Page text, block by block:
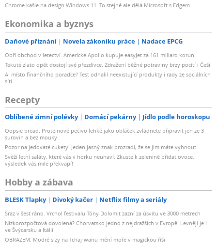
Chrome kašle na design Windows 11. To stejné ale dělá Microsoft s Edgem
Ekonomika a byznys
Daňové přiznání Novela zákoníku práce Nadace EPCG
Obří obchod v letectví. Americké Apollo kupuje easyJet za 161 miliard korun
Tekuté zlato opět dostojí své přezdívce. Zdražení běžné potraviny brzy pocítí i Češi
AI místo finančního poradce? Test odhalil neexistující produkty i rady ze sociálních
sítí
Recepty
Oblíbené zimní polévky Domácí pekárny Jídlo podle horoskopu
Oopsie bread: Proteinové pečivo lehké jako obláček zvládnete připravit jen ze 3
surovin a bez mouky
Pozor na jedovaté cukety! Jeden jasný znak prozradí, že se jim máte vyhnout
Svěží letní saláty, které vás v horku neunaví: Zkuste k zelenině přidat ovoce,
výsledek vás mile překvapí!
Hobby a zábava
BLESK Tlapky Divoký kačer Netflix filmy a seriály
Sraz v šest ráno. Vrchol festivalu Tóny Dolomit zazní za úsvitu ve 3000 metrech
Nízkorozpočtová dovolená? Chorvatsko jedno z nejdražších v Evropě! Levněji je i
ve Švýcarsku a Itálii
OBRAZEM: Modré slzy na Tchaj-wanu mění moře v magickou říši